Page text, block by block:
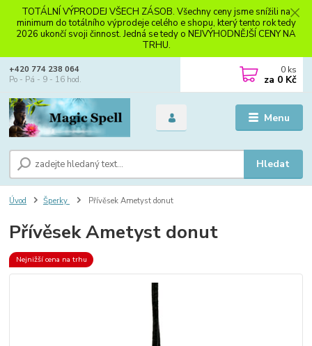
TOTÁLNÍ VÝPRODEJ VŠECH ZÁSOB. Všechny ceny jsme snížili na
minimum do totálního výprodeje celého e shopu, který tento rok tedy
2026 ukončí svoji činnost. Jedná se tedy o NEJVÝHODNĚJŠÍ CENY NA
TRHU.
Menu
Hledat
+420 774 238 064
Po - Pá - 9 - 16 hod.
0 ks
za 0 Kč
Úvod Šperky Přívěsek Ametyst donut
Přívěsek Ametyst donut
Nejnižší cena na trhu